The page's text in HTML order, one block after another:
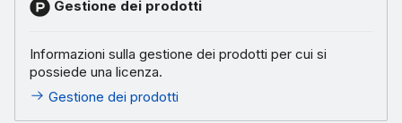
Gestione dei prodotti
Informazioni sulla gestione dei prodotti per cui si
possiede una licenza.
Gestione dei prodotti